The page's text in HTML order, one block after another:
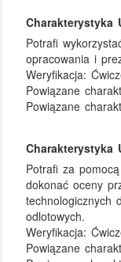
Charakterystyka
Potrafi
opracowania i
Weryfikacja:
Powiązane
Powiązane
Charakterystyka
Potrafi za
dokonać oceny
technologicznych
odlotowych.
Weryfikacja:
Powiązane